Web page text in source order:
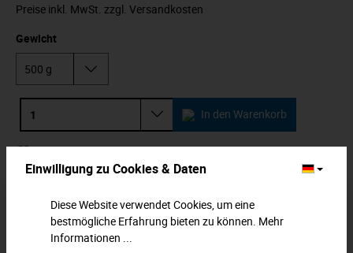
Preise inkl. MwSt. zzgl. Versandkosten
Gewicht
In den Warenkorb
Beschreibung
Kupferhammer. Für funkenfreien Schlag. Kopf
gesenkgeschmiedet. Ringverkeilt. Esche-Stiel doppelt
Einwilligung zu Cookies & Daten
Diese Website verwendet Cookies, um eine
bestmögliche Erfahrung bieten zu können. Mehr
Informationen ...